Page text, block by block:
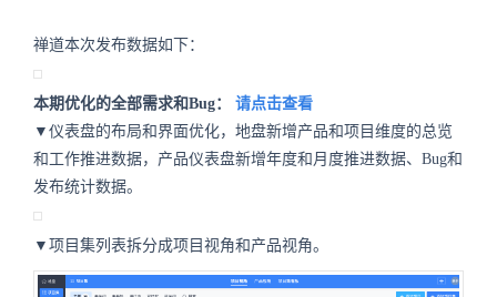
禅道本次发布数据如下：
本期优化的全部需求和Bug： 请点击查看
▼仪表盘的布局和界面优化，地盘新增产品和项目维度的总览
和工作推进数据，产品仪表盘新增年度和月度推进数据、Bug和
发布统计数据。
▼项目集列表拆分成项目视角和产品视角。